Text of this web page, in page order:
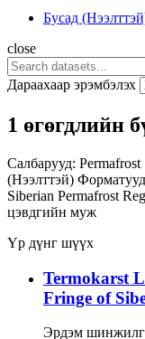
Бусад
close
Дараахаар эрэмбэлэх
1 өгөгдлийн
Салбарууд: Permafrost
(Нээлттэй)
Siberian Permafrost
цэвдгийн муж
Үр дүнг шүүх
Termokarst
Fringe of
Эрдэм